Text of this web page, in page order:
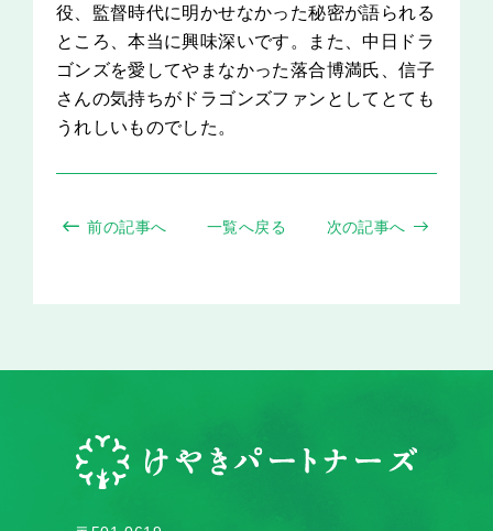
役、監督時代に明かせなかった秘密が語られる
ところ、本当に興味深いです。また、中日ドラ
ゴンズを愛してやまなかった落合博満氏、信子
さんの気持ちがドラゴンズファンとしてとても
うれしいものでした。
前の記事へ 一覧へ戻る 次の記事へ